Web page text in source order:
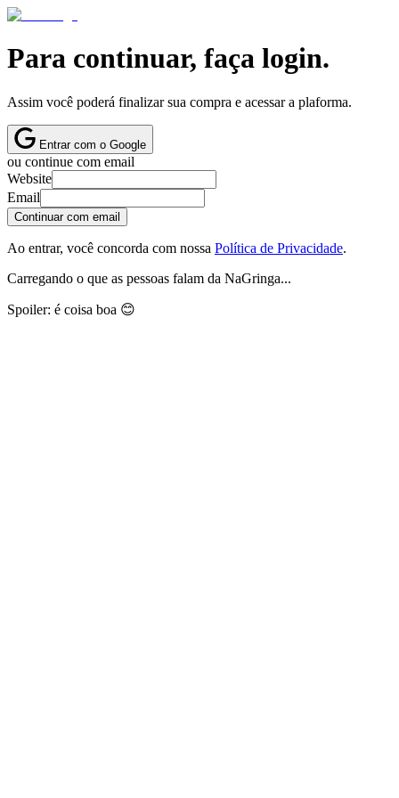
Para continuar, faça login.
Assim você poderá finalizar sua compra e acessar a plaforma.
Entrar com o Google
ou continue com email
Website
Email
Continuar com email
Ao entrar, você concorda com nossa Política de Privacidade.
Carregando o que as pessoas falam da NaGringa...
Spoiler: é coisa boa 😊